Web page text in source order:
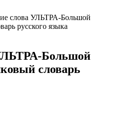
слова УЛЬТРА-Большой
русского языка
Большой
словарь